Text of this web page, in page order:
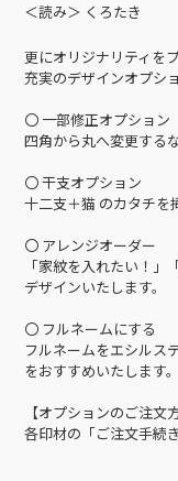
＜読み＞ くろたき
更にオリジナリティを
充実のデザインオプシ
〇 一部修正オプション
四角から丸へ変更する
〇 干支オプション
十二支＋猫 のカタチを
〇 アレンジオーダー
「家紋を入れたい！
デザインいたします。
〇 フルネームにする
フルネームをエシルス
をおすすめいたします。
【オプションのご注文
各印材の「ご注文手続